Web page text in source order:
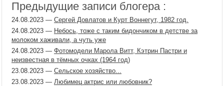
Предыдущие записи блогера :
24.08.2023 — Сергей Довлатов и Курт Воннегут, 1982 год.
24.08.2023 — Небось, тоже с таким бидончиком в детстве за
молоком хаживали, а чуть уже
24.08.2023 — Фотомодели Марола Витт, Кэтрин Пастри и
неизвестная в тёмных очках (1964 год)
23.08.2023 — Сельское хозяйство...
23.08.2023 — Любимец актрис или любовник?